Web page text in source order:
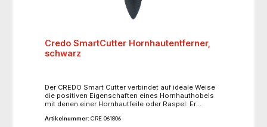
Credo SmartCutter Hornhautentferner,
schwarz
Der CREDO Smart Cutter verbindet auf ideale Weise
die positiven Eigenschaften eines Hornhauthobels
mit denen einer Hornhautfeile oder Raspel: Er
Anwendung wie eine Feile oder Raspel. Ca. 30 kleine
Artikelnummer: CRE 061806